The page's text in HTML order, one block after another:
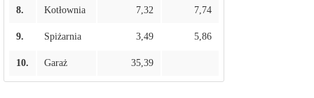
8. Kotłownia 7,32 7,74
9. Spiżarnia 3,49 5,86
10. Garaż 35,39